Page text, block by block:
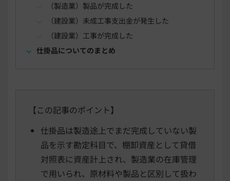
（製造業）製品が完成した
（建設業）未成工事支出金が発生した
（建設業）工事が完成した
仕掛品についてのまとめ
【この記事のポイント】
仕掛品は製造途上でまだ完成していない製
品を示す勘定科目で、棚卸資産として貸借
対照表に資産計上され、製造業の在庫管理
で用いられ、原材料や製品と区別して扱わ